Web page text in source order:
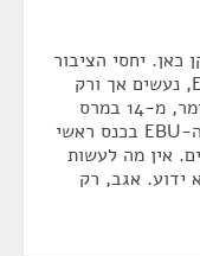
כאן. יחסי הציבור
על פי לוח הזמנים שנקבע על ידי ה-EBU, נעשים אך ורק
אחרי הבחירה של השיר ב-14 במרס. כלומר, מ-14 במרס
בעצם, אחרי שהשירים מאושרים על ידי ה-EBU בכנס ראשי
אין מה לעשות
ידוע. אגב, רק